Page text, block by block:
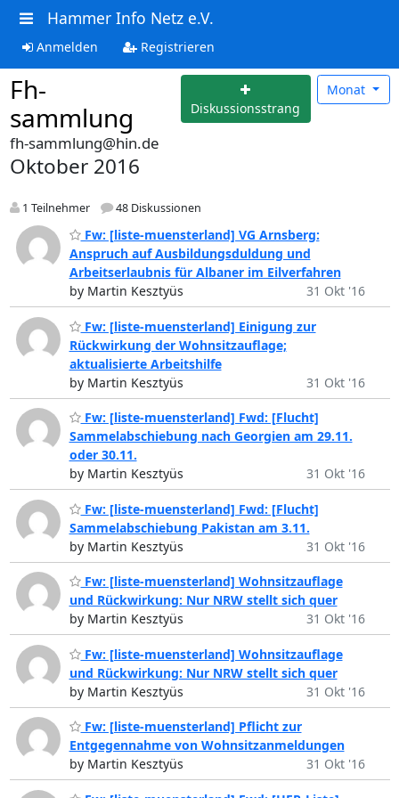
Hammer Info Netz e.V.
Anmelden Registrieren
Fh-
sammlung
Diskussionsstrang
Monat
fh-sammlung@hin.de
Oktober 2016
1 Teilnehmer 48 Diskussionen
Fw: [liste-muensterland] VG Arnsberg:
Anspruch auf Ausbildungsduldung und
Arbeitserlaubnis für Albaner im Eilverfahren
by Martin Kesztyüs
31 Okt '16
Fw: [liste-muensterland] Einigung zur
Rückwirkung der Wohnsitzauflage;
aktualisierte Arbeitshilfe
by Martin Kesztyüs
31 Okt '16
Fw: [liste-muensterland] Fwd: [Flucht]
Sammelabschiebung nach Georgien am 29.11.
oder 30.11.
by Martin Kesztyüs
31 Okt '16
Fw: [liste-muensterland] Fwd: [Flucht]
Sammelabschiebung Pakistan am 3.11.
by Martin Kesztyüs
31 Okt '16
Fw: [liste-muensterland] Wohnsitzauflage
und Rückwirkung: Nur NRW stellt sich quer
by Martin Kesztyüs
31 Okt '16
Fw: [liste-muensterland] Wohnsitzauflage
und Rückwirkung: Nur NRW stellt sich quer
by Martin Kesztyüs
31 Okt '16
Fw: [liste-muensterland] Pflicht zur
Entgegennahme von Wohnsitzanmeldungen
by Martin Kesztyüs
31 Okt '16